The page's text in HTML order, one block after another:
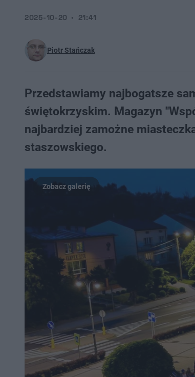
Piotr Stańczak
2025-10-20 21:41
Przedstawiamy najbogatsze
świętokrzyskim. Magazyn
najbardziej zamożne
staszowskiego.